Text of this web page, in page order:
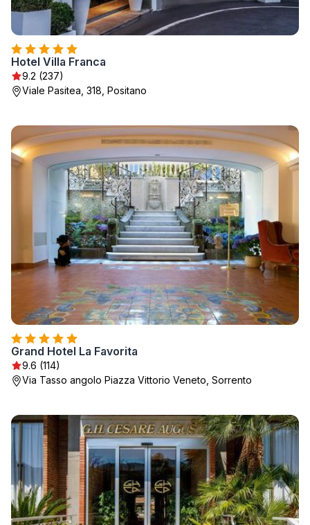
Hotel Villa Franca
9.2 (237)
Viale Pasitea, 318, Positano
Grand Hotel La Favorita
9.6 (114)
Via Tasso angolo Piazza Vittorio Veneto, Sorrento